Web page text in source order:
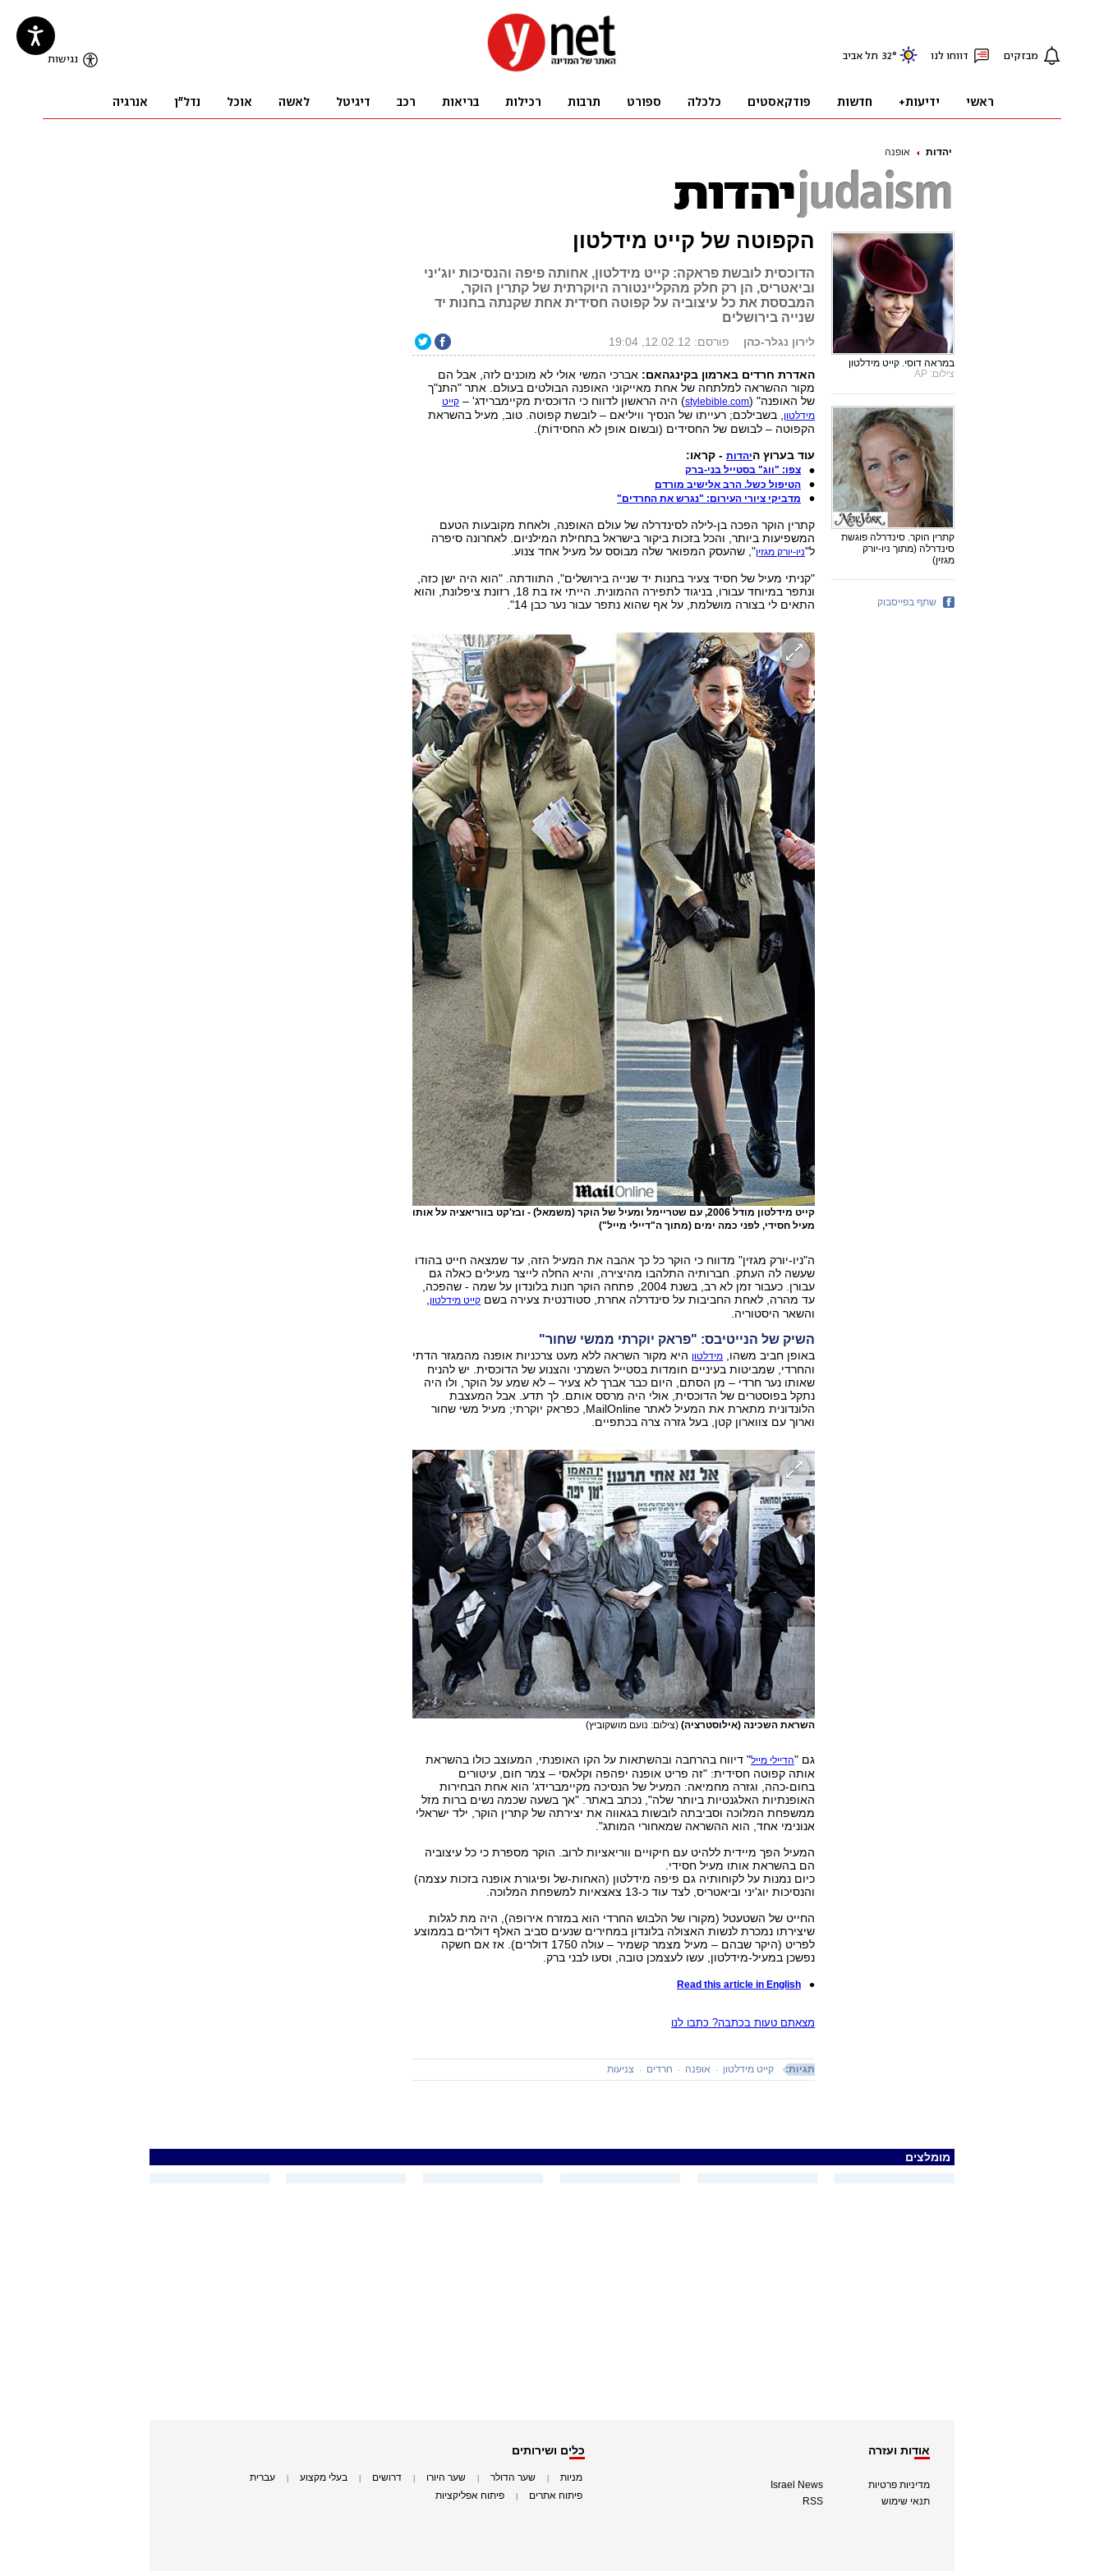
יהדות אופנה
הקפוטה של קייט מידלטון
הדוכסית לובשת פראקה: קייט מידלטון, אחותה פיפה והנסיכות יוג'יני
וביאטריס, הן רק חלק מהקליינטורה היוקרתית של קתרין הוקר,
המבססת את כל עיצוביה על קפוטה חסידית אחת שקנתה בחנות יד
שנייה בירושלים
לירון נגלר-כהן פורסם: 12.02.12, 19:04
האדרת חרדים בארמון בקינגהאם: אברכי המשי אולי לא מוכנים לזה, אבל הם
מקור ההשראה למלתחה של אחת מאייקוני האופנה הבולטים בעולם. אתר "התנ"ך
של האופנה" (stylebible.com) היה הראשון לדווח כי הדוכסית מקיימברידג' – קייט
מידלטון, בשבילכם; רעייתו של הנסיך וויליאם – לובשת קפוטה. טוב, מעיל בהשראת
הקפוטה – לבושם של החסידים (ובשום אופן לא החסידוֹת).
עוד בערוץ היהדות- קראו:
צפו: "ווג" בסטייל בני-ברק
הטיפול כשל. הרב אלישיב מורדם
מדביקי ציורי העירום: "נגרש את החרדים"
קתרין הוקר הפכה בן-לילה לסינדרלה של עולם האופנה, ולאחת מקובעות הטעם
המשפיעות ביותר, והכל בזכות ביקור בישראל בתחילת המילניום. לאחרונה סיפרה
ל"ניו-יורק מגזין", שהעסק המפואר שלה מבוסס על מעיל אחד צנוע.
"קניתי מעיל של חסיד צעיר בחנות יד שנייה בירושלים", התוודתה. "הוא היה ישן כזה,
ונתפר במיוחד עבורו, בניגוד לתפירה ההמונית. הייתי אז בת 18, רזונת ציפלונת, והוא
התאים לי בצורה מושלמת, על אף שהוא נתפר עבור נער כבן 14".
קייט מידלטון מודל 2006, עם שטריימל ומעיל של הוקר (משמאל) - ובז'קט בווריאציה על אותו
מעיל חסידי, לפני כמה ימים (מתוך ה"דיילי מייל")
ה"ניו-יורק מגזין" מדווח כי הוקר כל כך אהבה את המעיל הזה, עד שמצאה חייט בהודו
שעשה לה העתק. חברותיה התלהבו מהיצירה, והיא החלה לייצר מעילים כאלה גם
עבורן. כעבור זמן לא רב, בשנת 2004, פתחה הוקר חנות בלונדון על שמה - שהפכה,
עד מהרה, לאחת החביבות על סינדרלה אחרת, סטודנטית צעירה בשם קייט מידלטון
והשאר היסטוריה.
השיק של הנייטיבס: "פראק יוקרתי ממשי שחור"
באופן חביב משהו, מידלטון היא מקור השראה ללא מעט צרכניות אופנה מהמגזר הדתי
והחרדי, שמביטות בעיניים חומדות בסטייל השמרני והצנוע של הדוכסית. יש להניח
שאותו נער חרדי – מן הסתם, היום כבר אברך לא צעיר – לא שמע על הוקר, ולו היה
נתקל בפוסטרים של הדוכסית, אולי היה מרסס אותם. לך תדע. אבל המעצבת
הלונדונית מתארת את המעיל לאתר MailOnline, כפראק יוקרתי; מעיל משי שחור
וארוך עם צווארון קטן, בעל גזרה צרה בכתפיים.
השראת השכינה (אילוסטרציה) (צילום: נועם מושקוביץ)
גם "הדיילי מייל" דיווח בהרחבה ובהשתאות על הקו האופנתי, המעוצב כולו בהשראת
אותה קפוטה חסידית: "זה פריט אופנה יפהפה וקלאסי – צמר חום, עיטורים
בחום-כהה, וגזרה מחמיאה: המעיל של הנסיכה מקיימברידג' הוא אחת הבחירות
האופנתיות האלגנטיות ביותר שלה", נכתב באתר. "אך בשעה שכמה נשים ברות מזל
ממשפחת המלוכה וסביבתה לובשות בגאווה את יצירתה של קתרין הוקר, ילד ישראלי
אנונימי אחד, הוא ההשראה שמאחורי המותג".
המעיל הפך מיידית ללהיט עם חיקויים ווריאציות לרוב. הוקר מספרת כי כל עיצוביה
הם בהשראת אותו מעיל חסידי.
כיום נמנות על לקוחותיה גם פיפה מידלטון (האחות-של ופיגורת אופנה בזכות עצמה)
והנסיכות יוג'יני וביאטריס, לצד עוד כ-13 צאצאיות למשפחת המלוכה.
החייט של השטעטל (מקורו של הלבוש החרדי הוא במזרח אירופה), היה מת לגלות
שיצירתו נמכרת לנשות האצולה בלונדון במחירים שנעים סביב האלף דולרים בממוצע
לפריט (היקר שבהם – מעיל מצמר קשמיר – עולה 1750 דולרים). אז אם חשקה
נפשכן במעיל-מידלטון, עשו לעצמכן טובה, וסעו לבני ברק.
Read this article in English
מצאתם טעות בכתבה? כתבו לנו
תגיות: קייט מידלטון אופנה חרדים צניעות
במראה דוסי. קייט מידלטון
צילום: AP
קתרין הוקר. סינדרלה פוגשת
סינדרלה (מתוך ניו-יורק
מגזין)
שתף בפייסבוק
מומלצים
אודות ועזרה
מדיניות פרטיות
תנאי שימוש
Israel News
RSS
כלים ושירותים
מניות שער הדולר שער היורו דרושים בעלי מקצוע עברית
פיתוח אתרים פיתוח אפליקציות